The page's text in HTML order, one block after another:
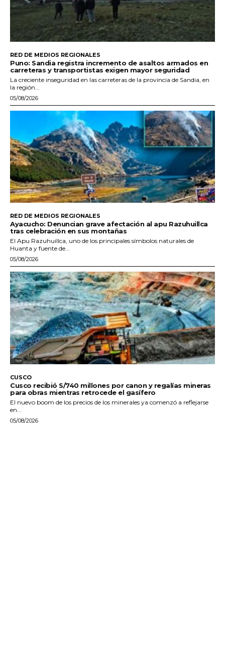
RED DE MEDIOS REGIONALES
Puno: Sandia registra incremento de asaltos armados en
carreteras y transportistas exigen mayor seguridad
La creciente inseguridad en las carreteras de la provincia de Sandia, en
la región...
05/08/2026
RED DE MEDIOS REGIONALES
Ayacucho: Denuncian grave afectación al apu Razuhuillca
tras celebración en sus montañas
El Apu Razuhuillca, uno de los principales símbolos naturales de
Huanta y fuente de...
05/08/2026
CUSCO
Cusco recibió S/740 millones por canon y regalías mineras
para obras mientras retrocede el gasífero
El nuevo boom de los precios de los minerales ya comenzó a reflejarse
en...
05/08/2026